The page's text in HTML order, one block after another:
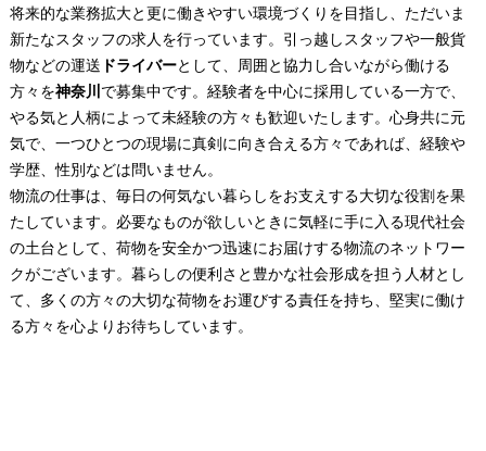
将来的な業務拡大と更に働きやすい環境づくりを目指し、ただいま
新たなスタッフの求人を行っています。引っ越しスタッフや一般貨
物などの運送 ドライバーとして、周囲と協力し合いながら働ける
方々を神奈川で募集中です。経験者を中心に採用している一方で、
やる気と人柄によって未経験の方々も歓迎いたします。心身共に元
気で、一つひとつの現場に真剣に向き合える方々であれば、経験や
学歴、性別などは問いません。
物流の仕事は、毎日の何気ない暮らしをお支えする大切な役割を果
たしています。必要なものが欲しいときに気軽に手に入る現代社会
の土台として、荷物を安全かつ迅速にお届けする物流のネットワー
クがございます。暮らしの便利さと豊かな社会形成を担う人材とし
て、多くの方々の大切な荷物をお運びする責任を持ち、堅実に働け
る方々を心よりお待ちしています。